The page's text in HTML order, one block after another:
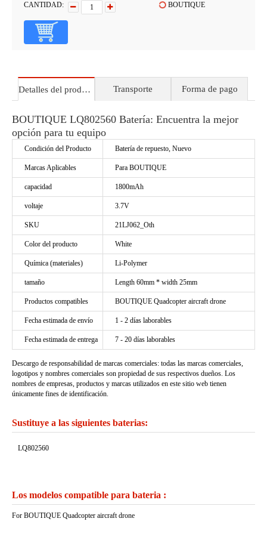
CANTIDAD: BOUTIQUE
Detalles del producto Transporte Forma de pago
BOUTIQUE LQ802560 Batería: Encuentra la mejor
opción para tu equipo
Condición del Producto Batería de repuesto, Nuevo
Marcas Aplicables Para BOUTIQUE
capacidad 1800mAh
voltaje 3.7V
SKU 21LJ062_Oth
Color del producto White
Química (materiales) Li-Polymer
tamaño Length 60mm * width 25mm
Productos compatibles BOUTIQUE Quadcopter aircraft drone
Fecha estimada de envío 1 - 2 días laborables
Fecha estimada de entrega 7 - 20 días laborables
Descargo de responsabilidad de marcas comerciales: todas las marcas comerciales,
logotipos y nombres comerciales son propiedad de sus respectivos dueños. Los
nombres de empresas, productos y marcas utilizados en este sitio web tienen
únicamente fines de identificación.
Sustituye a las siguientes baterias:
LQ802560
Los modelos compatible para bateria :
For BOUTIQUE Quadcopter aircraft drone